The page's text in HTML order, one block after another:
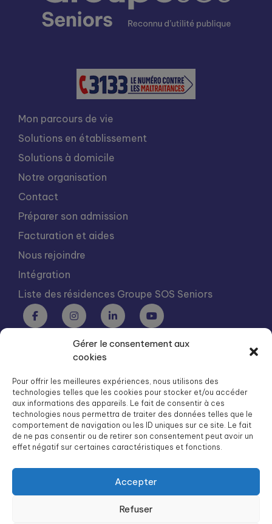
Gérer le consentement aux
cookies
Pour offrir les meilleures expériences, nous utilisons des
technologies telles que les cookies pour stocker et/ou accéder
aux informations des appareils. Le fait de consentir à ces
technologies nous permettra de traiter des données telles que le
comportement de navigation ou les ID uniques sur ce site. Le fait
de ne pas consentir ou de retirer son consentement peut avoir un
effet négatif sur certaines caractéristiques et fonctions.
Accepter
Refuser
Mon parcours de vie
Solutions en établissement
Solutions à domicile
Notre organisation
Contact
Préparer son admission
Facturation et aides
Nous rejoindre
Intégration
Liste des résidences Groupe SOS Seniors
Groupe SOS Seniors est une association du Groupe SOS
dg.seniors@groupe-sos.org
ARPAVIE est une association du Groupe SOS